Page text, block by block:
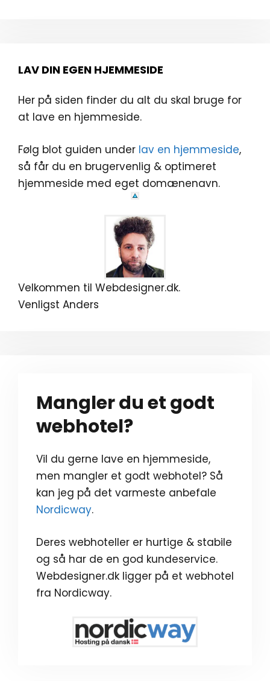
LAV DIN EGEN HJEMMESIDE
Her på siden finder du alt du skal bruge for
at lave en hjemmeside.
Følg blot guiden under lav en hjemmeside,
så får du en brugervenlig & optimeret
hjemmeside med eget domænenavn.
Velkommen til Webdesigner.dk.
Venligst Anders
Mangler du et godt
webhotel?
Vil du gerne lave en hjemmeside,
men mangler et godt webhotel? Så
kan jeg på det varmeste anbefale
Nordicway.
Deres webhoteller er hurtige & stabile
og så har de en god kundeservice.
Webdesigner.dk ligger på et webhotel
fra Nordicway.